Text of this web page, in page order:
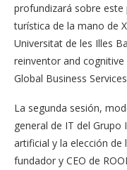
profundizará sobre
turística de la mano de
Universitat de les Illes
reinventor and
Global Business
La segunda sesión,
general de IT del
artificial y la elección de
fundador y CEO de